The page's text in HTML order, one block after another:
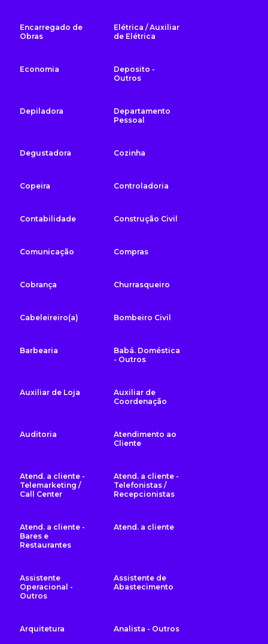
Encarregado de
Obras
Elétrica / Auxiliar
de Elétrica
Economia
Deposito -
Outros
Depiladora
Departamento
Pessoal
Degustadora Cozinha
Copeira Controladoria
Contabilidade Construção Civil
Comunicação Compras
Cobrança Churrasqueiro
Cabeleireiro(a) Bombeiro Civil
Barbearia
Babá. Doméstica
- Outros
Auxiliar de Loja
Auxiliar de
Coordenação
Auditoria
Atendimento ao
Cliente
Atend. a cliente -
Telemarketing /
Call Center
Atend. a cliente -
Telefonistas /
Recepcionistas
Atend. a cliente -
Bares e
Restaurantes
Atend. a cliente
Assistente
Operacional -
Outros
Assistente de
Abastecimento
Arquitetura Analista - Outros